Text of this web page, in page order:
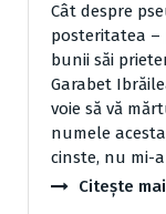
Cât despre
posteritatea –
bunii săi
Garabet
voie să vă
numele
cinste, nu mi-
Citește